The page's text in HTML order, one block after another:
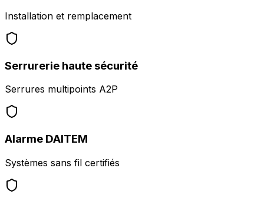
Installation et remplacement
Serrurerie haute sécurité
Serrures multipoints A2P
Alarme DAITEM
Systèmes sans fil certifiés